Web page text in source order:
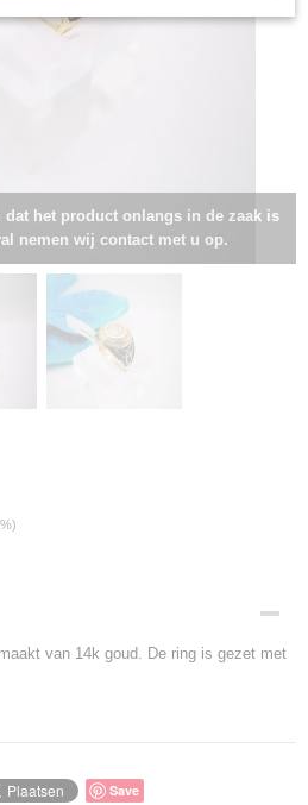
dat het product onlangs in de zaak is
nemen wij contact met u op.
van 14k goud. De ring is gezet met
Save